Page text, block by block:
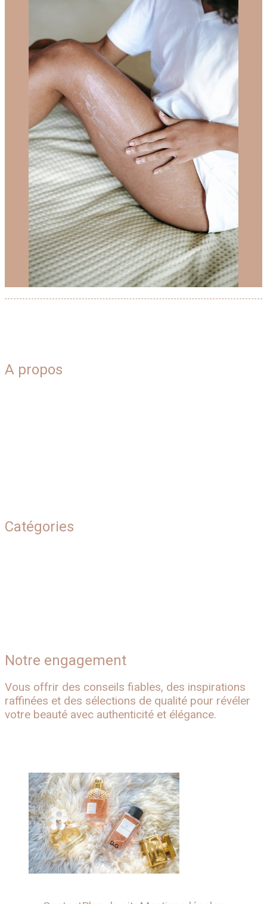
A propos
Catégories
Notre engagement
Vous offrir des conseils fiables, des inspirations
raffinées et des sélections de qualité pour révéler
votre beauté avec authenticité et élégance.